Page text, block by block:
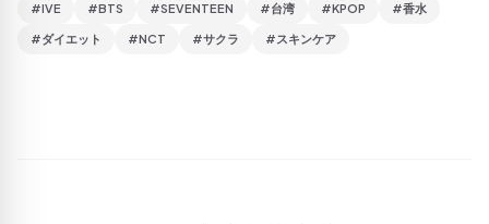
#IVE #BTS #SEVENTEEN #台湾 #KPOP #香水
#ダイエット #NCT #サクラ #スキンケア